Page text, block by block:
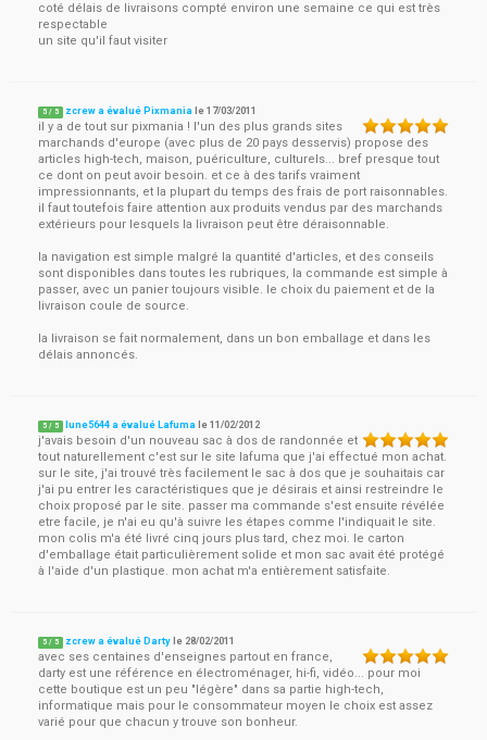
coté délais de livraisons compté environ une semaine ce qui est très
respectable
un site qu'il faut visiter
5 / 5 zcrew a évalué Pixmania le17/03/2011
il y a de tout sur pixmania ! l'un des plus grands sites
marchands d'europe (avec plus de 20 pays desservis) propose des
articles high-tech, maison, puériculture, culturels... bref presque tout
ce dont on peut avoir besoin. et ce à des tarifs vraiment
impressionnants, et la plupart du temps des frais de port raisonnables.
il faut toutefois faire attention aux produits vendus par des marchands
extérieurs pour lesquels la livraison peut être déraisonnable.
la navigation est simple malgré la quantité d'articles, et des conseils
sont disponibles dans toutes les rubriques, la commande est simple à
passer, avec un panier toujours visible. le choix du paiement et de la
livraison coule de source.
la livraison se fait normalement, dans un bon emballage et dans les
délais annoncés.
5 / 5 lune5644 a évalué Lafuma le11/02/2012
j'avais besoin d'un nouveau sac à dos de randonnée et
tout naturellement c'est sur le site lafuma que j'ai effectué mon achat.
sur le site, j'ai trouvé très facilement le sac à dos que je souhaitais car
j'ai pu entrer les caractéristiques que je désirais et ainsi restreindre le
choix proposé par le site. passer ma commande s'est ensuite révélée
etre facile, je n'ai eu qu'à suivre les étapes comme l'indiquait le site.
mon colis m'a été livré cinq jours plus tard, chez moi. le carton
d'emballage était particulièrement solide et mon sac avait été protégé
à l'aide d'un plastique. mon achat m'a entièrement satisfaite.
5 / 5 zcrew a évalué Darty le 28/02/2011
avec ses centaines d'enseignes partout en france,
darty est une référence en électroménager, hi-fi, vidéo... pour moi
cette boutique est un peu "légère" dans sa partie high-tech,
informatique mais pour le consommateur moyen le choix est assez
varié pour que chacun y trouve son bonheur.